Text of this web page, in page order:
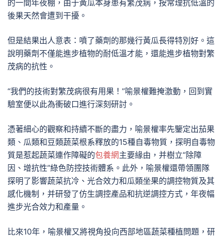
的一間年夜棚，由于黃瓜本身患有繁茂病，按常理抗低溫的
後果天然會遭到干擾。
但是結果出人意表：噴了藥劑的那幾行黃瓜長得特別好。這
說明藥劑不僅能進步植物的耐低溫才能，還能進步植物對繁
茂病的抗性。
“我們的技術對繁茂病很有用果！”喻景權難掩激動，回到實
驗室便以此為衝破口進行深刻研討。
憑著細心的觀察和持續不斷的盡力，喻景權率先鑒定出茄果
類、瓜類和豆類蔬菜根系釋放的15種自毒物質，探明自毒物
質是惹起蔬菜連作障礙的包養網主要緣由，并樹立“除障
因、增抗性”綠色防控技術體系。此外，喻景權還帶領團隊
探明了影響蔬菜抗冷、光合效力和瓜類坐果的調控物質及其
感化機制，并研發了仿生調控產品和抗逆調控方式，年夜幅
進步光合效力和產量。
比來10年，喻景權又將視角投向西部地區蔬菜種植問題，研